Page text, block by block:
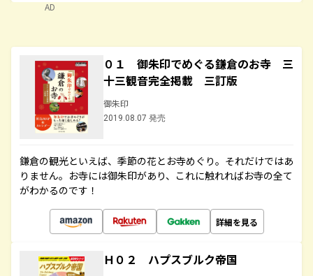
AD
０１ 御朱印でめぐる鎌倉のお寺 三
十三観音完全掲載 三訂版
御朱印
2019.08.07 発売
鎌倉の観光といえば、季節の花とお寺めぐり。それだけではあ
りません。お寺には御朱印があり、これに触れればお寺の全て
がわかるのです！
詳細を見る
Ｈ０２ ハプスブルク帝国